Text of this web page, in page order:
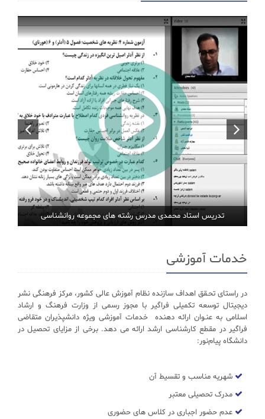
تدریس استاد محمدی مدرس رشته های مجموعه روانشناسی
خدمات آموزشی
در راستای تحـقق اهداف سازنده نظام آموزش عالی کشور، مرکز فرهنگی نشر
دیجیتال توسعه تکمیلی فراگیر با مجوز رسمی از وزارت فرهنگ و ارشاد
اسلامی به عنـوان ارائه دهنده خدمات آموزشی ویژه دانشپذیران متقاضی
فراگیر در مقطع کارشناسی ارشد ارائه می دهد. برخی از مزایای تحصیل در
دانشگاه پیام‌نور:
شهریه مناسب و تقسیط آن
مدرک تحصیلی معتبر
عدم حضور اجباری در کلاس های حضوری